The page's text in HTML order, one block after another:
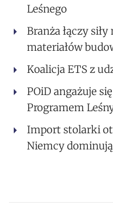
Leśnego
Branża łączy
materiałów
Koalicja ETS z
POiD angażuje
Programem
Import stolarki
Niemcy